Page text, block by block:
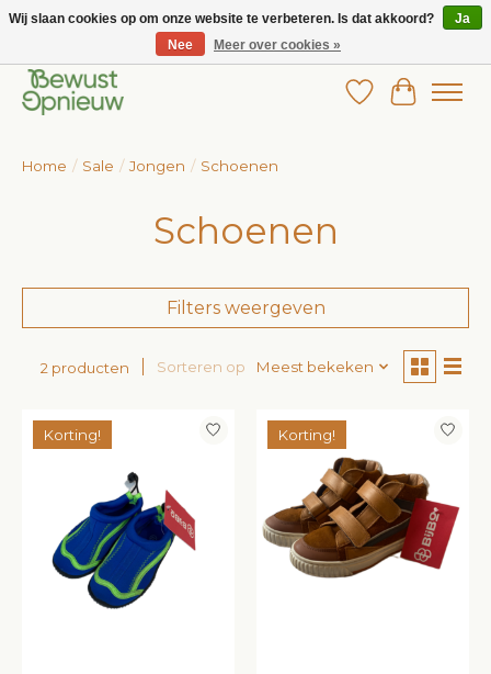
Wij bieden het grootste aanbod in betaalbare kinderkleding!
Verlanglijst
Home / Sale / Jongen / Schoenen
Schoenen
Filters weergeven
2 producten Sorteren op Meest bekeken
Korting! Korting!
Wij slaan cookies op om onze website te verbeteren. Is dat akkoord?
Ja
Nee
Meer over cookies »